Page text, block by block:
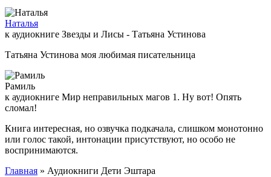
Наталья
к аудиокниге Звезды и Лисы - Татьяна Устинова
Татьяна Устинова моя любимая писательница
Рамиль
к аудиокниге Мир неправильных магов 1. Ну вот! Опять
сломал!
Книга интересная, но озвучка подкачала, слишком монотонно
или голос такой, интонации присутствуют, но особо не
воспринимаются.
Главная » Аудиокниги Дети Эштара